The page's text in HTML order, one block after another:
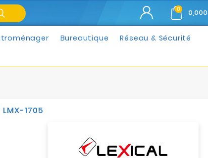
0
Bureautique Réseau & Sécurité
1705